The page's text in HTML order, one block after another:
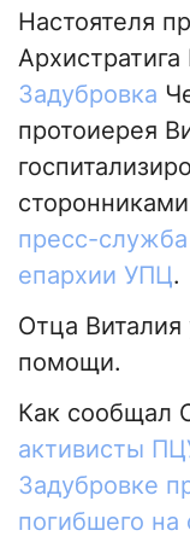
Настоятеля
Задубровка
протоиерея
пресс-
епархии УПЦ.
Отца Виталия
помощи.
Как сообщал
активисты
Задубровке
погибшего на